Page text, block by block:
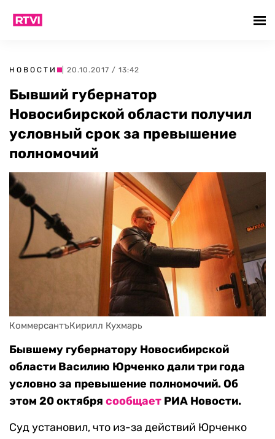
НОВОСТИ | 20.10.2017 / 13:42
Бывший губернатор
Новосибирской области получил
условный срок за превышение
полномочий
КоммерсантъКирилл Кухмарь
Бывшему губернатору Новосибирской
области Василию Юрченко дали три года
условно за превышение полномочий. Об
этом 20 октября сообщает РИА Новости.
Суд установил, что из-за действий Юрченко